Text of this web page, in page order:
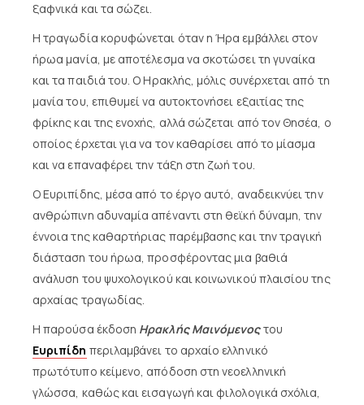
ξαφνικά και τα σώζει.
Η τραγωδία κορυφώνεται όταν η Ήρα εμβάλλει στον
ήρωα μανία, με αποτέλεσμα να σκοτώσει τη γυναίκα
και τα παιδιά του. Ο Ηρακλής, μόλις συνέρχεται από τη
μανία του, επιθυμεί να αυτοκτονήσει εξαιτίας της
φρίκης και της ενοχής, αλλά σώζεται από τον Θησέα, ο
οποίος έρχεται για να τον καθαρίσει από το μίασμα
και να επαναφέρει την τάξη στη ζωή του.
Ο Ευριπίδης, μέσα από το έργο αυτό, αναδεικνύει την
ανθρώπινη αδυναμία απέναντι στη θεϊκή δύναμη, την
έννοια της καθαρτήριας παρέμβασης και την τραγική
διάσταση του ήρωα, προσφέροντας μια βαθιά
ανάλυση του ψυχολογικού και κοινωνικού πλαισίου της
αρχαίας τραγωδίας.
Η παρούσα έκδοση Ηρακλής Μαινόμενοςτου
Ευριπίδη περιλαμβάνει το αρχαίο ελληνικό
πρωτότυπο κείμενο, απόδοση στη νεοελληνική
γλώσσα, καθώς και εισαγωγή και φιλολογικά σχόλια,